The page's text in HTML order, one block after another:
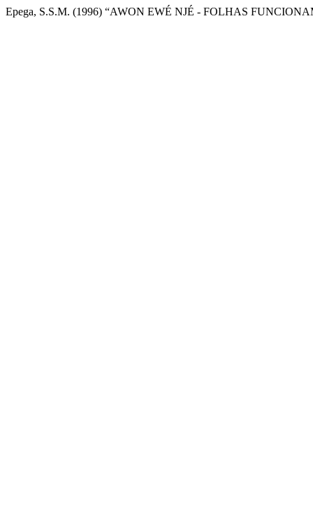
Epega, S.S.M. (1996) “AWON EWÉ NJÉ - FOLHAS